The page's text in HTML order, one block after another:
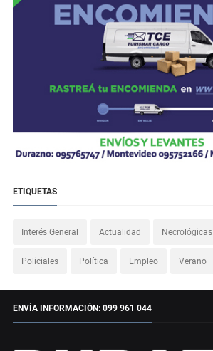
ETIQUETAS
Interés General Actualidad Necrológicas
Policiales Política Empleo Verano
ENVÍA INFORMACIÓN: 099 961 044